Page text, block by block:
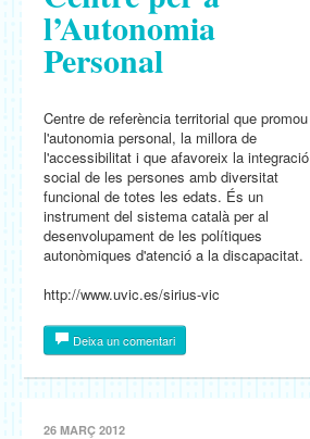
l’Autonomia
Personal
Centre de referència territorial que promou
l'autonomia personal, la millora de
l'accessibilitat i que afavoreix la integració
social de les persones amb diversitat
funcional de totes les edats. És un
instrument del sistema català per al
desenvolupament de les polítiques
autonòmiques d'atenció a la discapacitat.
http://www.uvic.es/sirius-vic
Deixa un comentari
26 MARÇ 2012